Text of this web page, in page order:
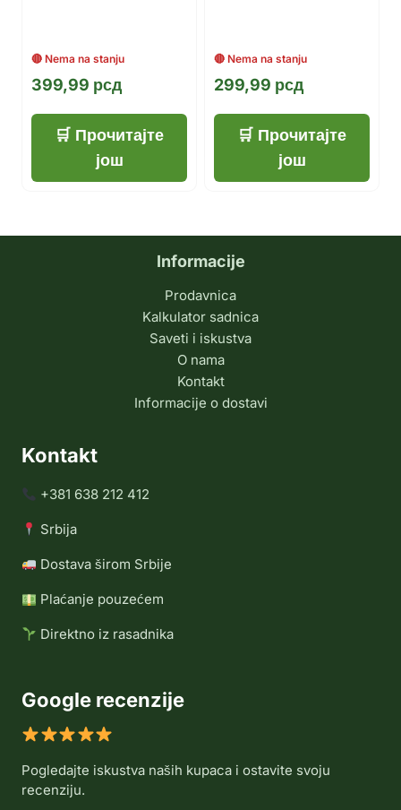
399,99 рсд
Прочитајте
још
299,99 рсд
Прочитајте
још
Informacije
Prodavnica
Kalkulator sadnica
Saveti i iskustva
O nama
Kontakt
Informacije o dostavi
Kontakt
+381 638 212 412
Srbija
Dostava širom Srbije
Plaćanje pouzećem
Direktno iz rasadnika
Google recenzije
Pogledajte iskustva naših kupaca i ostavite svoju
recenziju.